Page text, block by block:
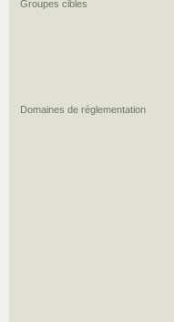
Groupes cibles
Domaines de réglementation